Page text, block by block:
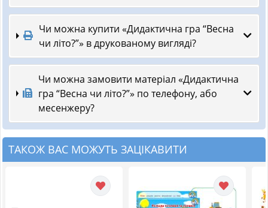
Чи можна купити «Дидактична гра “Весна
чи літо?”» в друкованому вигляді?
Чи можна замовити матеріал «Дидактична
гра “Весна чи літо?”» по телефону, або
месенжеру?
ТАКОЖ ВАС МОЖУТЬ ЗАЦІКАВИТИ